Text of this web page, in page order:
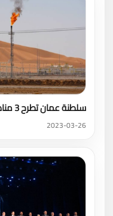
سلطنة عمان تطرح 3 مناطق امتياز في النفط والغاز
2023-03-26